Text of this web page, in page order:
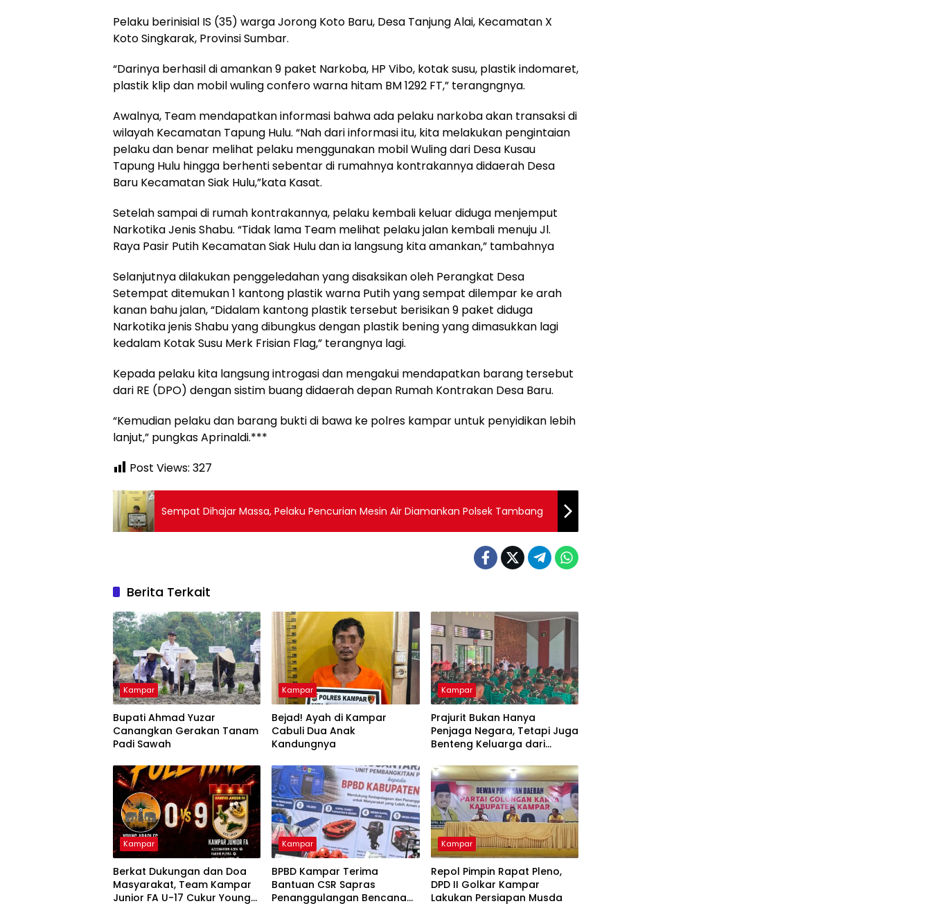
Pelaku berinisial IS (35) warga Jorong Koto Baru, Desa Tanjung Alai, Kecamatan X
Koto Singkarak, Provinsi Sumbar.
“Darinya berhasil di amankan 9 paket Narkoba, HP Vibo, kotak susu, plastik indomaret,
plastik klip dan mobil wuling confero warna hitam BM 1292 FT,” terangngnya.
Awalnya, Team mendapatkan informasi bahwa ada pelaku narkoba akan transaksi di
wilayah Kecamatan Tapung Hulu. “Nah dari informasi itu, kita melakukan pengintaian
pelaku dan benar melihat pelaku menggunakan mobil Wuling dari Desa Kusau
Tapung Hulu hingga berhenti sebentar di rumahnya kontrakannya didaerah Desa
Baru Kecamatan Siak Hulu,”kata Kasat.
Setelah sampai di rumah kontrakannya, pelaku kembali keluar diduga menjemput
Narkotika Jenis Shabu. “Tidak lama Team melihat pelaku jalan kembali menuju Jl.
Raya Pasir Putih Kecamatan Siak Hulu dan ia langsung kita amankan,” tambahnya
Selanjutnya dilakukan penggeledahan yang disaksikan oleh Perangkat Desa
Setempat ditemukan 1 kantong plastik warna Putih yang sempat dilempar ke arah
kanan bahu jalan, “Didalam kantong plastik tersebut berisikan 9 paket diduga
Narkotika jenis Shabu yang dibungkus dengan plastik bening yang dimasukkan lagi
kedalam Kotak Susu Merk Frisian Flag,” terangnya lagi.
Kepada pelaku kita langsung introgasi dan mengakui mendapatkan barang tersebut
dari RE (DPO) dengan sistim buang didaerah depan Rumah Kontrakan Desa Baru.
“Kemudian pelaku dan barang bukti di bawa ke polres kampar untuk penyidikan lebih
lanjut,” pungkas Aprinaldi.***
Post Views: 327
Sempat Dihajar Massa, Pelaku Pencurian Mesin Air Diamankan Polsek Tambang
Berita Terkait
Kampar
Bupati Ahmad Yuzar
Canangkan Gerakan Tanam
Padi Sawah
Kampar
Bejad! Ayah di Kampar
Cabuli Dua Anak
Kandungnya
Kampar
Prajurit Bukan Hanya
Penjaga Negara, Tetapi Juga
Benteng Keluarga dari
Kampar
Berkat Dukungan dan Doa
Masyarakat, Team Kampar
Junior FA U-17 Cukur Young
Kampar
BPBD Kampar Terima
Bantuan CSR Sapras
Penanggulangan Bencana
Kampar
Repol Pimpin Rapat Pleno,
DPD II Golkar Kampar
Lakukan Persiapan Musda